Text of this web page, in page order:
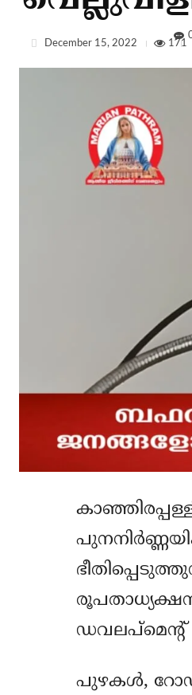
December 15, 2022 171
ഡവലപ്‌മെന്റ്
പുഴകള്‍,